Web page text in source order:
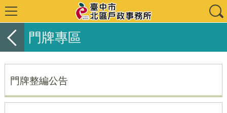
門牌專區
門牌整編公告